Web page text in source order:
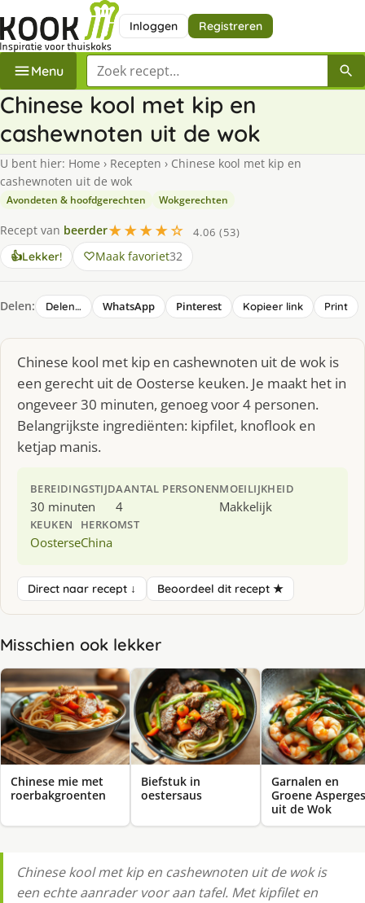
Inloggen Registreren
Menu Zoek een recept
Chinese kool met kip en
cashewnoten uit de wok
U bent hier: Home › Recepten › Chinese kool met kip en
cashewnoten uit de wok
Avondeten & hoofdgerechten Wokgerechten
Recept van beerder★★★★☆
4.06 (53)
👍Lekker! Maak favoriet32
Delen: Delen… WhatsApp Pinterest Kopieer link Print
Chinese kool met kip en cashewnoten uit de wok is
een gerecht uit de Oosterse keuken. Je maakt het in
ongeveer 30 minuten, genoeg voor 4 personen.
Belangrijkste ingrediënten: kipfilet, knoflook en
ketjap manis.
BEREIDINGSTIJD
30 minuten
AANTAL PERSONEN
4
MOEILIJKHEID
Makkelijk
KEUKEN
Oosterse
HERKOMST
China
Direct naar recept ↓ Beoordeel dit recept ★
Misschien ook lekker
Chinese mie met
roerbakgroenten
Biefstuk in
oestersaus
Garnalen en
Groene Asperges
uit de Wok
Chinese kool met kip en cashewnoten uit de wok is
een echte aanrader voor aan tafel. Met kipfilet en